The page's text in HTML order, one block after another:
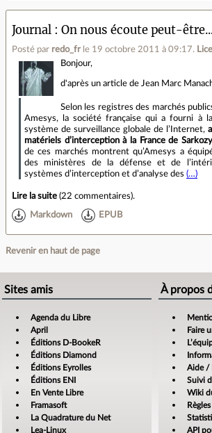
Journal On nous écoute peut-
Posté par redo_fr le 19 octobre 2011 à 09:17.
Bonjour,
d'après un article de Jean Marc
Selon les registres des marchés
Amesys, la société française qui a fourni à
système de surveillance globale de l’Internet,
matériels d’interception à la France de Sarkozy
de ces marchés montrent qu’Amesys a
des ministères de la défense et de
systèmes d’interception et d’analyse des (…)
Lire la suite (22 commentaires).
Markdown EPUB
Revenir en haut de page
Sites amis
Agenda du Libre
April
Éditions D-BookeR
Éditions Diamond
Éditions Eyrolles
Éditions ENI
En Vente Libre
Framasoft
La Quadrature du Net
Lea-Linux
À propos
Faire
Aide /
Suivi
Wiki
API